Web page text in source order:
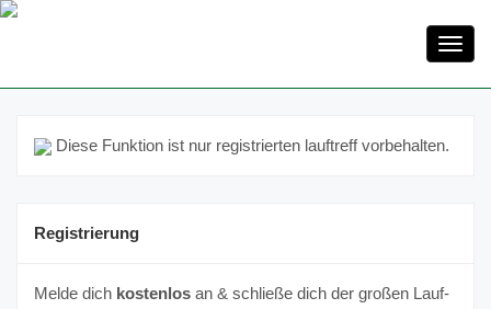
Diese Funktion ist nur registrierten lauftreff vorbehalten.
Registrierung
Melde dich kostenlos an & schließe dich der großen Lauf-